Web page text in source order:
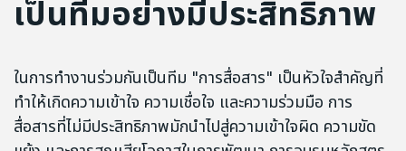
เป็นทีมอย่างมีประสิทธิภาพ
ในการทำงานร่วมกันเป็นทีม "การสื่อสาร" เป็นหัวใจสำคัญที่
ทำให้เกิดความเข้าใจ ความเชื่อใจ และความร่วมมือ การ
สื่อสารที่ไม่มีประสิทธิภาพมักนำไปสู่ความเข้าใจผิด ความขัด